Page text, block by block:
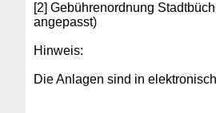
[2] Gebührenordnung
angepasst)
Hinweis:
Die Anlagen sind in